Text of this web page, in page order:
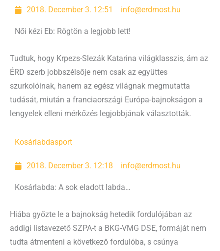
2018. December 3. 12:51 info@erdmost.hu
Női kézi Eb: Rögtön a legjobb lett!
Tudtuk, hogy Krpezs-Slezák Katarina világklasszis, ám az
ÉRD szerb jobbszélsője nem csak az együttes
szurkolóinak, hanem az egész világnak megmutatta
tudását, miután a franciaországi Európa-bajnokságon a
lengyelek elleni mérkőzés legjobbjának választották.
Kosárlabdasport
2018. December 3. 12:18 info@erdmost.hu
Kosárlabda: A sok eladott labda…
Hiába győzte le a bajnokság hetedik fordulójában az
addigi listavezető SZPA-t a BKG-VMG DSE, formáját nem
tudta átmenteni a következő fordulóba, s csúnya